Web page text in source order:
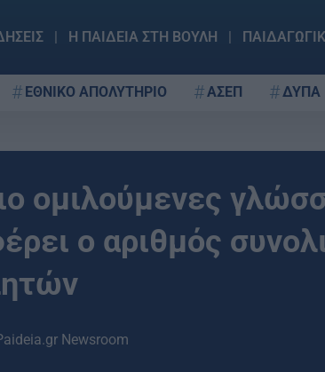
Η ΠΑΙΔΕΙΑ ΣΤΗ ΒΟΥΛΗ
ΕΘΝΙΚΟ ΑΠΟΛΥΤΗΡΙΟ ΑΣΕΠ ΔΥΠΑ
ομιλούμενες
ο αριθμός
Newsroom